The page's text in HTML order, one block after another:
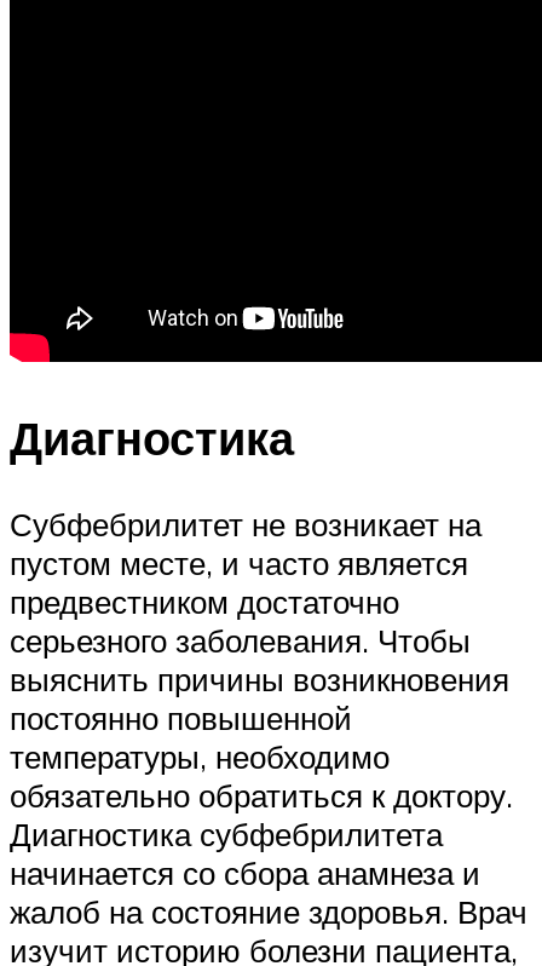
Диагностика
Субфебрилитет не возникает на
пустом месте, и часто является
предвестником достаточно
серьезного заболевания. Чтобы
выяснить причины возникновения
постоянно повышенной
температуры, необходимо
обязательно обратиться к доктору.
Диагностика субфебрилитета
начинается со сбора анамнеза и
жалоб на состояние здоровья. Врач
изучит историю болезни пациента,